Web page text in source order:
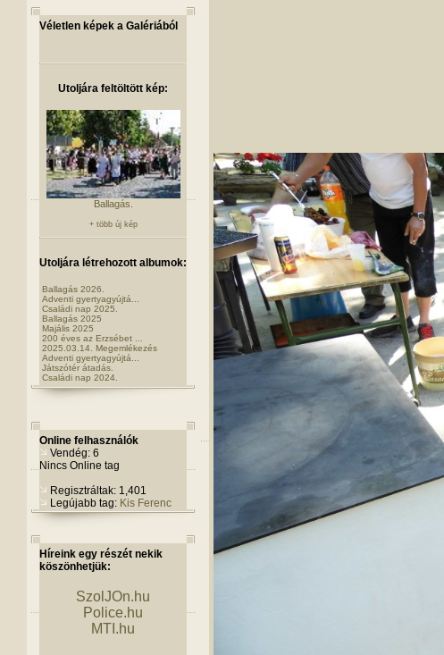
Véletlen képek a Galériából
Utoljára feltöltött kép:
Ballagás.
+ több új kép
Utoljára létrehozott albumok:
Ballagás 2026.
Adventi gyertyagyújtá...
Családi nap 2025.
Ballagás 2025
Majális 2025
200 éves az Erzsébet ...
2025.03.14. Megemlékezés
Adventi gyertyagyújtá...
Játszótér átadás.
Családi nap 2024.
Online felhasználók
Vendég: 6
Nincs Online tag
Regisztráltak: 1,401
Legújabb tag: Kis Ferenc
Híreink egy részét nekik
köszönhetjük:
SzolJOn.hu
Police.hu
MTI.hu